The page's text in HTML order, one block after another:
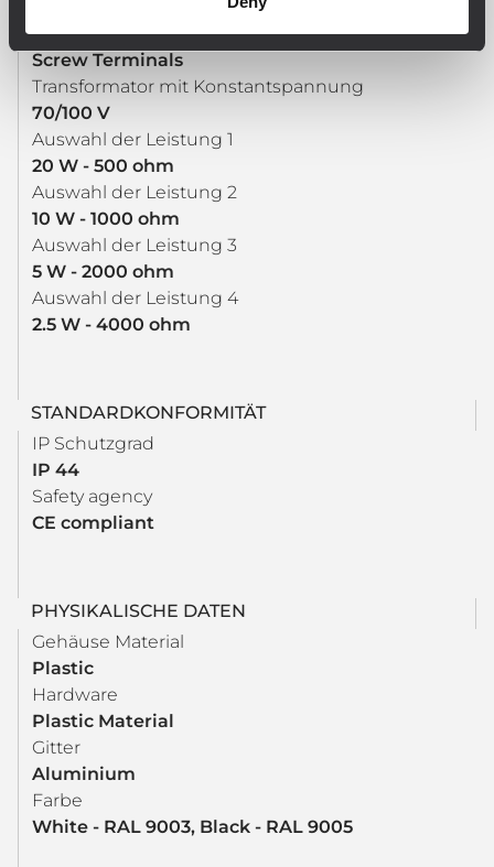
Ausgangsanschlüsse
Screw Terminals
Transformator mit Konstantspannung
70/100 V
Auswahl der Leistung 1
20 W - 500 ohm
Auswahl der Leistung 2
10 W - 1000 ohm
Auswahl der Leistung 3
5 W - 2000 ohm
Auswahl der Leistung 4
2.5 W - 4000 ohm
STANDARDKONFORMITÄT
IP Schutzgrad
IP 44
Safety agency
CE compliant
PHYSIKALISCHE DATEN
Gehäuse Material
Plastic
Hardware
Plastic Material
Gitter
Aluminium
Farbe
White - RAL 9003, Black - RAL 9005